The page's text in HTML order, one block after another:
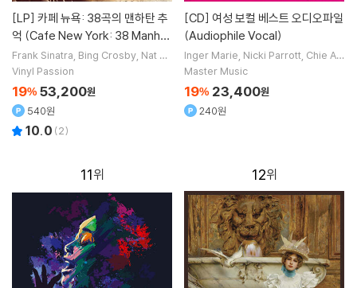
[LP]
억 (Cafe New York: 38 Manhat
tan Memories) [2LP]
Frank Sinatra Bing Crosby Nat Ki
ng Cole Doris Day
Vinyl Passion
19% 53,200원
540원
10.0 (2)
[CD]
(Audiophile Vocal)
Inger Marie Nicki Parrott Chie Ay
ado Lisa Wahlandt
Master Music
19% 23,400원
240원
11 12